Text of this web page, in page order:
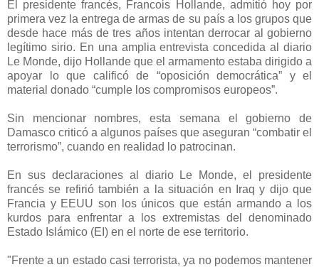
El presidente francés, Francois Hollande, admitió hoy por
primera vez la entrega de armas de su país a los grupos que
desde hace más de tres años intentan derrocar al gobierno
legítimo sirio. En una amplia entrevista concedida al diario
Le Monde, dijo Hollande que el armamento estaba dirigido a
apoyar lo que calificó de “oposición democrática” y el
material donado “cumple los compromisos europeos”.
Sin mencionar nombres, esta semana el gobierno de
Damasco criticó a algunos países que aseguran “combatir el
terrorismo”, cuando en realidad lo patrocinan.
En sus declaraciones al diario Le Monde, el presidente
francés se refirió también a la situación en Iraq y dijo que
Francia y EEUU son los únicos que están armando a los
kurdos para enfrentar a los extremistas del denominado
Estado Islámico (EI) en el norte de ese territorio.
"Frente a un estado casi terrorista, ya no podemos mantener